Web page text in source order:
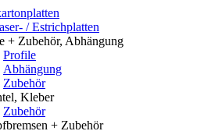
/ Estrichplatten
+ Zubehör, Abhängung
Profile
Abhängung
Zubehör
Kleber
Zubehör
+ Zubehör